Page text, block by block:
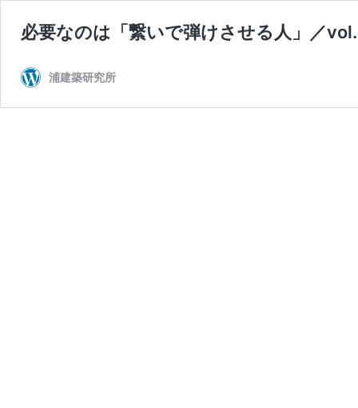
必要なのは「繋いで弾けさせる人」／
浦建築研究所